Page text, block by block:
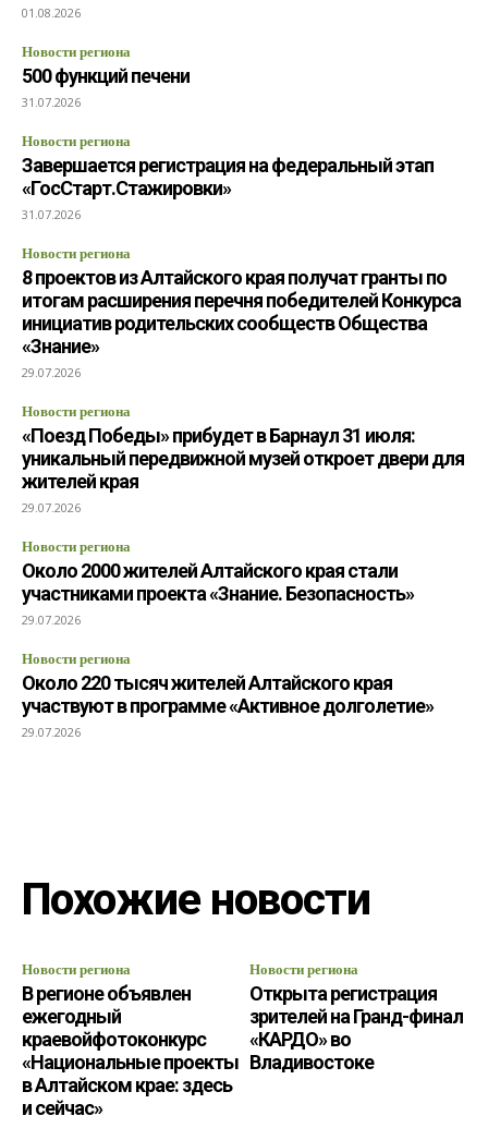
01.08.2026
Новости региона
500 функций печени
31.07.2026
Новости региона
Завершается регистрация на федеральный этап
«ГосСтарт.Стажировки»
31.07.2026
Новости региона
8 проектов из Алтайского края получат гранты по
итогам расширения перечня победителей Конкурса
инициатив родительских сообществ Общества
«Знание»
29.07.2026
Новости региона
«Поезд Победы» прибудет в Барнаул 31 июля:
уникальный передвижной музей откроет двери для
жителей края
29.07.2026
Новости региона
Около 2000 жителей Алтайского края стали
участниками проекта «Знание. Безопасность»
29.07.2026
Новости региона
Около 220 тысяч жителей Алтайского края
участвуют в программе «Активное долголетие»
29.07.2026
Похожие новости
Новости региона
В регионе объявлен
ежегодный
краевойфотоконкурс
«Национальные проекты
в Алтайском крае: здесь
и сейчас»
Новости региона
Открыта регистрация
зрителей на Гранд-финал
«КАРДО» во
Владивостоке